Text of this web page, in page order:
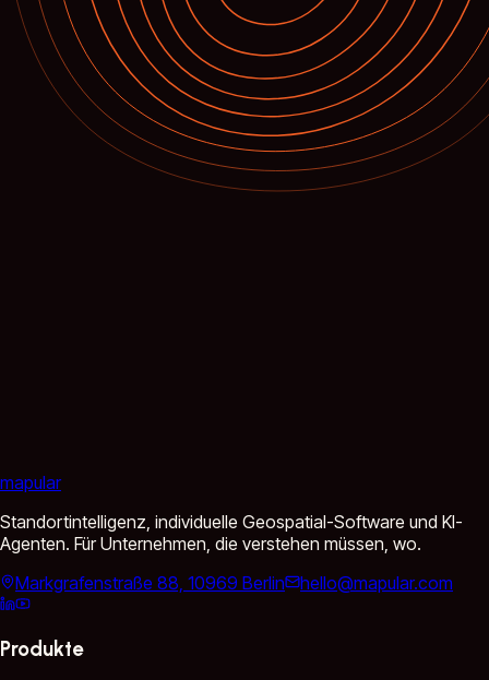
mapular
Standortintelligenz, individuelle Geospatial-Software und KI-
Agenten. Für Unternehmen, die verstehen müssen, wo.
Markgrafenstraße 88, 10969 Berlin
hello@mapular.com
Produkte